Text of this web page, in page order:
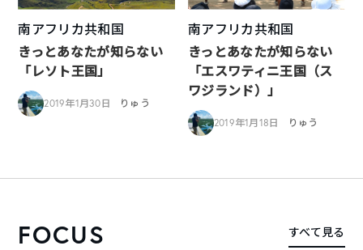
南アフリカ共和国
きっとあなたが知らない
「レソト王国」
2019年1月30日 りゅう
南アフリカ共和国
きっとあなたが知らない
「エスワティニ王国（ス
ワジランド）」
2019年1月18日 りゅう
FOCUS すべて見る